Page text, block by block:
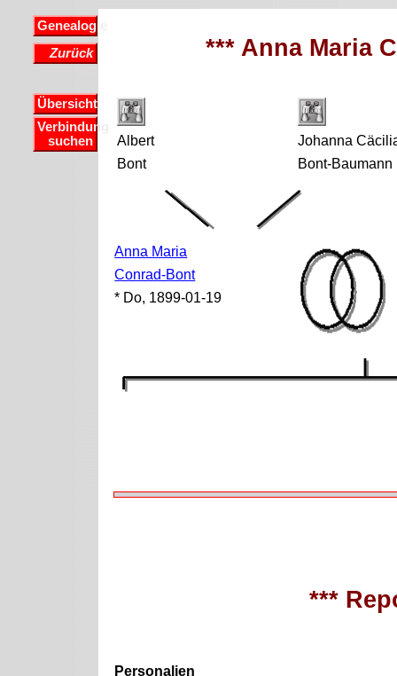
Genealogie
Zurück
Übersicht
Verbindung
suchen
*** Anna Maria
Albert
Bont
Johanna
Bont-Baumann
Anna Maria
Conrad-Bont
* Do, 1899-01-19
***
Personalien